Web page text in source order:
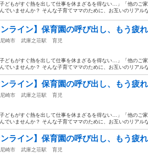
子どもがすぐ熱を出して仕事を休まざるを得ない…」「他のご
でいませんか？ そんな子育てママのために、お互いのリアル
ンライン】保育園の呼び出し、もう疲
尼崎市 武庫之荘駅
育児
子どもがすぐ熱を出して仕事を休まざるを得ない…」「他のご
でいませんか？ そんな子育てママのために、お互いのリアル
ンライン】保育園の呼び出し、もう疲
尼崎市 武庫之荘駅
育児
子どもがすぐ熱を出して仕事を休まざるを得ない…」「他のご
でいませんか？ そんな子育てママのために、お互いのリアル
ンライン】保育園の呼び出し、もう疲
尼崎市 武庫之荘駅
育児